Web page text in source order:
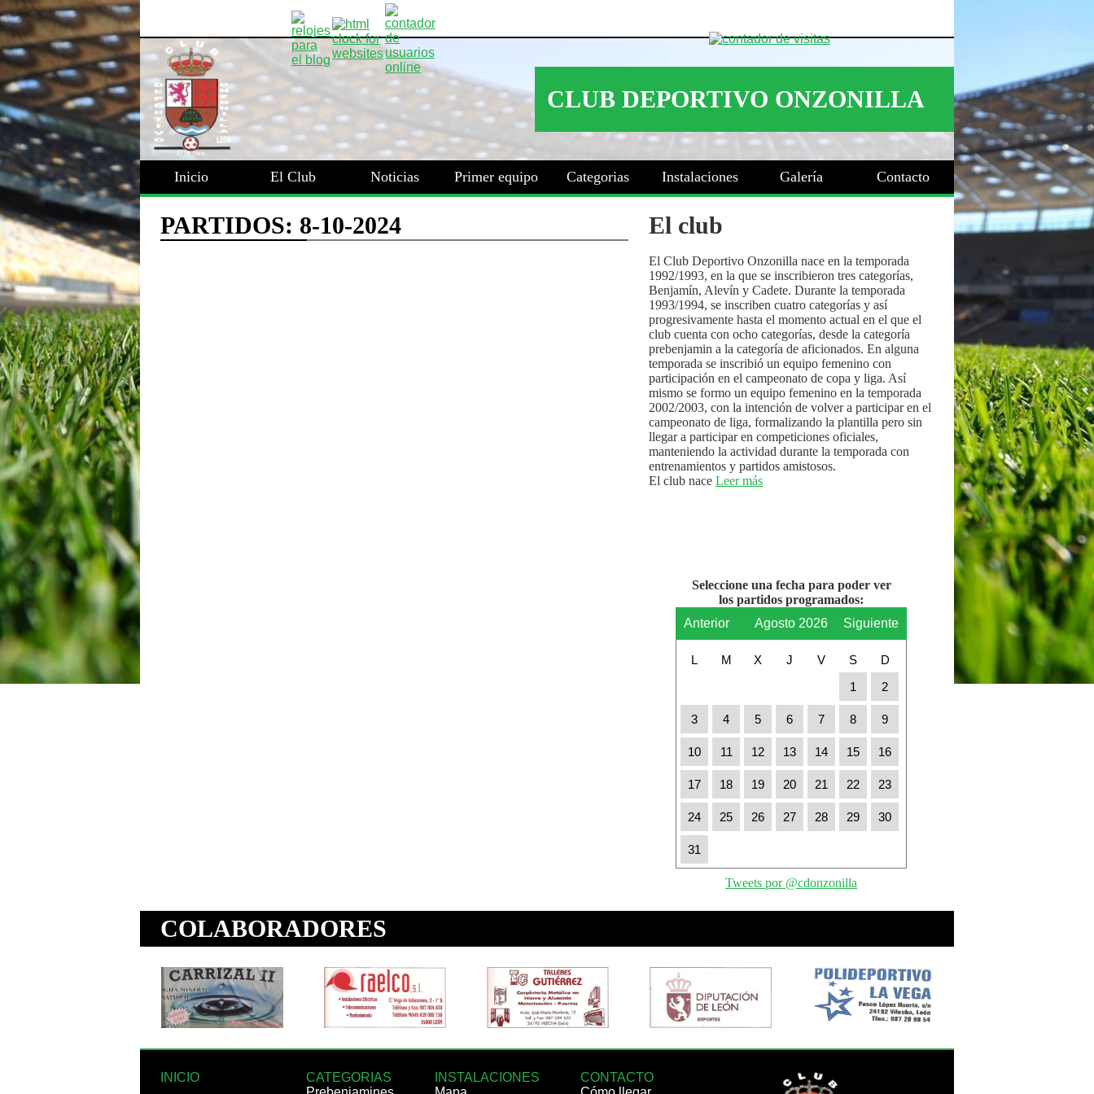
Inicio El Club Noticias Primer equipo Categorias Instalaciones Galería Contacto
El club
El Club Deportivo Onzonilla nace en la temporada
1992/1993, en la que se inscribieron tres categorías,
Benjamín, Alevín y Cadete. Durante la temporada
1993/1994, se inscriben cuatro categorías y así
progresivamente hasta el momento actual en el que el
club cuenta con ocho categorías, desde la categoría
prebenjamin a la categoría de aficionados. En alguna
temporada se inscribió un equipo femenino con
participación en el campeonato de copa y liga. Así
mismo se formo un equipo femenino en la temporada
2002/2003, con la intención de volver a participar en el
campeonato de liga, formalizando la plantilla pero sin
llegar a participar en competiciones oficiales,
manteniendo la actividad durante la temporada con
entrenamientos y partidos amistosos.
El club nace Leer más
Seleccione una fecha para poder ver
los partidos programados:
Anterior
Agosto 2026 Siguiente
L M X J V S
D
1
2
3 4 5 6 7 8 9
10 11 12 13 14 15 16
17 18 19 20 21 22 23
24 25 26 27 28 29 30
31
Tweets por @cdonzonilla
INICIO
CATEGORIAS
INSTALACIONES
CONTACTO